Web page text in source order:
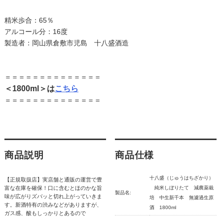
精米歩合：65％
アルコール分：16度
製造者：岡山県倉敷市児島 十八盛酒造
＝＝＝＝＝＝＝＝＝＝＝＝＝＝
＜1800ml＞はこちら
＝＝＝＝＝＝＝＝＝＝＝＝＝＝
商品説明
【正規取扱店】実店舗と通販の運営で豊
富な在庫を確保！口に含むとほのかな旨
味が広がりズバッと切れ上がっていきま
す。新酒特有の渋みなどがありますが、
ガス感、酸もしっかりとあるので
商品仕様
製品名:
十八盛（じゅうはちざかり）
純米しぼりたて 減農薬栽
培 中生新千本 無濾過生原
酒 1800ml